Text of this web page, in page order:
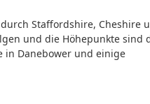
Staffordshire, Cheshire
und die Höhepunkte sind
in Danebower und einige